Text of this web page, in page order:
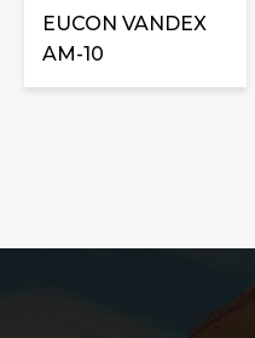
EUCON VANDEX
AM-10